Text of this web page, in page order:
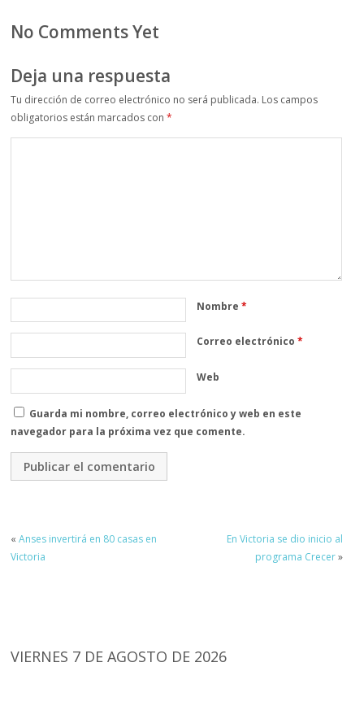
No Comments Yet
Deja una respuesta
Tu dirección de correo electrónico no será publicada. Los campos
obligatorios están marcados con*
Nombre*
Correo electrónico*
Web
Guarda mi nombre, correo electrónico y web en este
navegador para la próxima vez que comente.
«Anses invertirá en 80 casas en
Victoria
En Victoria se dio inicio al
programa Crecer»
VIERNES 7 DE AGOSTO DE 2026